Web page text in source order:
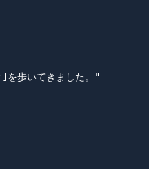
歩いてきました。"